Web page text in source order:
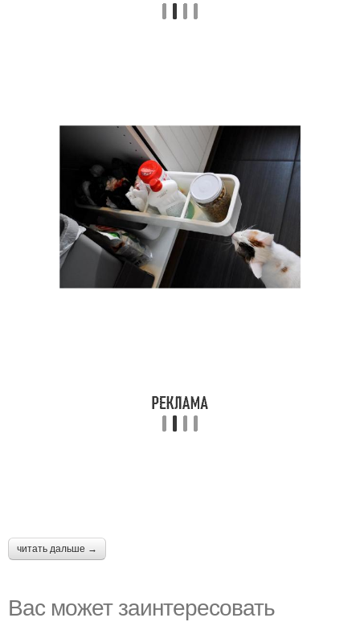
читать дальше →
Вас может заинтересовать